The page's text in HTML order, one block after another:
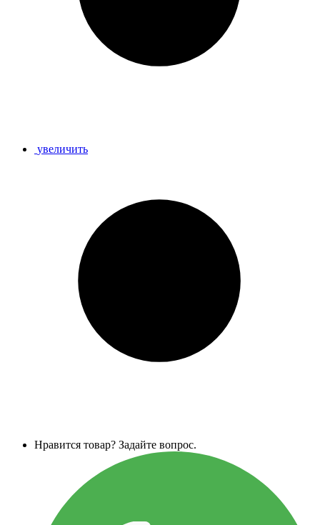
увеличить
Нравится товар? Задайте вопрос.